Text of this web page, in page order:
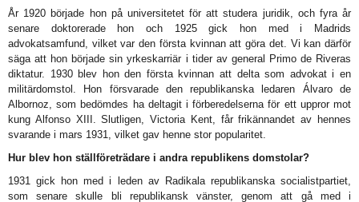
År 1920 började hon på universitetet för att studera juridik, och fyra år
senare doktorerade hon och 1925 gick hon med i Madrids
advokatsamfund, vilket var den första kvinnan att göra det. Vi kan därför
säga att hon började sin yrkeskarriär i tider av general Primo de Riveras
diktatur. 1930 blev hon den första kvinnan att delta som advokat i en
militärdomstol. Hon försvarade den republikanska ledaren Álvaro de
Albornoz, som bedömdes ha deltagit i förberedelserna för ett uppror mot
kung Alfonso XIII. Slutligen, Victoria Kent, får frikännandet av hennes
svarande i mars 1931, vilket gav henne stor popularitet.
Hur blev hon ställföreträdare i andra republikens domstolar?
1931 gick hon med i leden av Radikala republikanska socialistpartiet,
som senare skulle bli republikansk vänster, genom att gå med i